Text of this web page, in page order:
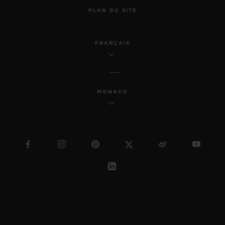
PLAN DU SITE
FRANÇAIS
MONACO